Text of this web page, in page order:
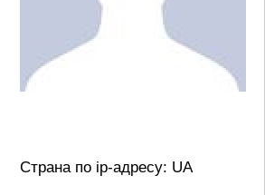
Страна по ip-адресу: UA